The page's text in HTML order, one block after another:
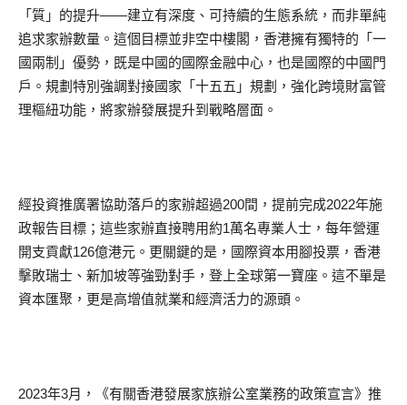
「質」的提升——建立有深度、可持續的生態系統，而非單純
追求家辦數量。這個目標並非空中樓閣，香港擁有獨特的「一
國兩制」優勢，既是中國的國際金融中心，也是國際的中國門
戶。規劃特別強調對接國家「十五五」規劃，強化跨境財富管
理樞紐功能，將家辦發展提升到戰略層面。
經投資推廣署協助落戶的家辦超過200間，提前完成2022年施
政報告目標；這些家辦直接聘用約1萬名專業人士，每年營運
開支貢獻126億港元。更關鍵的是，國際資本用腳投票，香港
擊敗瑞士、新加坡等強勁對手，登上全球第一寶座。這不單是
資本匯聚，更是高增值就業和經濟活力的源頭。
2023年3月，《有關香港發展家族辦公室業務的政策宣言》推